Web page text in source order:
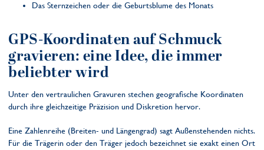
Das Sternzeichen oder die Geburtsblume des Monats
GPS-Koordinaten auf Schmuck
gravieren: eine Idee, die immer
beliebter wird
Unter den vertraulichen Gravuren stechen geografische Koordinaten
durch ihre gleichzeitige Präzision und Diskretion hervor.
Eine Zahlenreihe (Breiten- und Längengrad) sagt Außenstehenden nichts.
Für die Trägerin oder den Träger jedoch bezeichnet sie exakt einen Ort